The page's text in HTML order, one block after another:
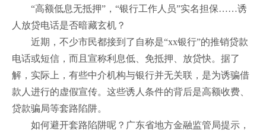
“高额低息无抵押”，“银行工作人员”实名担保……诱
人放贷电话是否暗藏玄机？
近期，不少市民都接到了自称是“xx银行”的推销贷款
电话或短信，而且宣称利息低、免抵押、放贷快。据了
解，实际上，有些中介机构与银行并无关联，是为诱骗借
款人进行的虚假宣传。这些诱人条件的背后是高额收费、
贷款骗局等套路陷阱。
如何避开套路陷阱呢？广东省地方金融监管局提示，